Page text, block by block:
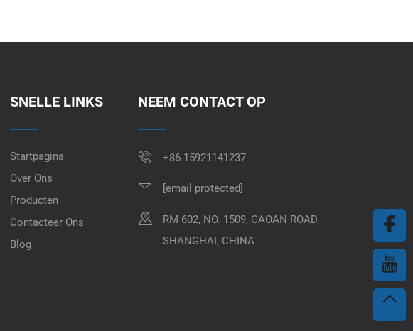
SNELLE LINKS
Startpagina
Over Ons
Producten
Contacteer Ons
Blog
NEEM CONTACT OP
+86-15921141237
[email protected]
RM 602, NO. 1509, CAOAN ROAD,
SHANGHAI, CHINA